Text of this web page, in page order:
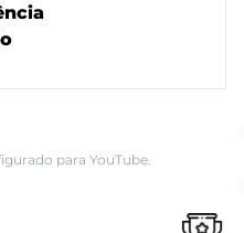
para YouTube.